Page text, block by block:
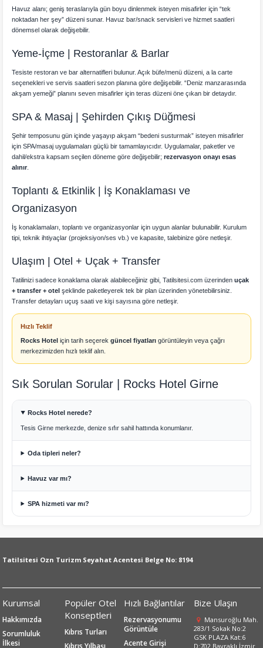
Havuz alanı; geniş teraslarıyla gün boyu dinlenmek isteyen misafirler için “tek
noktadan her şey” düzeni sunar. Havuz bar/snack servisleri ve hizmet saatleri
dönemsel olarak değişebilir.
Yeme-İçme | Restoranlar & Barlar
Tesiste restoran ve bar alternatifleri bulunur. Açık büfe/menü düzeni, a la carte
seçenekleri ve servis saatleri sezon planına göre değişebilir. “Deniz manzarasında
akşam yemeği” planını seven misafirler için teras düzeni öne çıkan bir detaydır.
SPA & Masaj | Şehirden Çıkış Düğmesi
Şehir temposunu gün içinde yaşayıp akşam “bedeni susturmak” isteyen misafirler
için SPA/masaj uygulamaları güçlü bir tamamlayıcıdır. Uygulamalar, paketler ve
dahil/ekstra kapsam seçilen döneme göre değişebilir;rezervasyon onayı esas
alınır
Toplantı & Etkinlik | İş Konaklaması ve
Organizasyon
İş konaklamaları, toplantı ve organizasyonlar için uygun alanlar bulunabilir. Kurulum
tipi, teknik ihtiyaçlar (projeksiyon/ses vb.) ve kapasite, talebinize göre netleşir.
Ulaşım | Otel + Uçak + Transfer
Tatilinizi sadece konaklama olarak alabileceğiniz gibi, Tatilsitesi.com üzerindenuçak
+ transfer + otel şeklinde paketleyerek tek bir plan üzerinden yönetebilirsiniz.
Transfer detayları uçuş saati ve kişi sayısına göre netleşir.
Hızlı Teklif
Rocks Hotel için tarih seçerekgüncel fiyatları görüntüleyin veya çağrı
merkezimizden hızlı teklif alın.
Sık Sorulan Sorular | Rocks Hotel Girne
Rocks Hotel nerede?
Tesis Girne merkezde, denize sıfır sahil hattında konumlanır.
Oda tipleri neler?
Havuz var mı?
SPA hizmeti var mı?
Tatilsitesi Ozn Turizm Seyahat Acentesi Belge No: 8194
Kurumsal
Hakkımızda
Sorumluluk
İlkesi
Popüler Otel
Konseptleri
Kıbrıs Turları
Kıbrıs Yılbaşı
Hızlı Bağlantılar
Rezervasyonumu
Görüntüle
Acente Girişi
Bize Ulaşın
Mansuroğlu Mah.
283/1 Sokak No:2
GSK PLAZA Kat:6
D:702 Bayraklı İzmir